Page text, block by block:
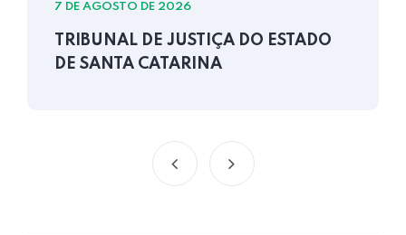
7 DE AGOSTO DE 2026
TRIBUNAL DE JUSTIÇA DO ESTADO
DE SANTA CATARINA